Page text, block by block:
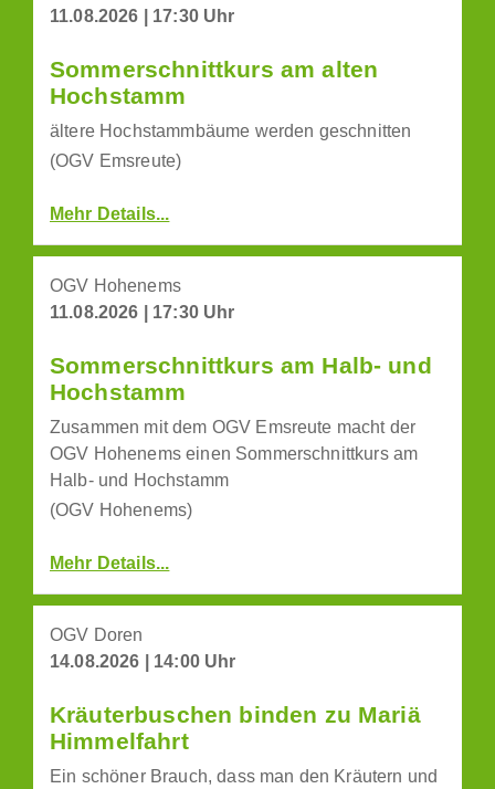
11.08.2026 | 17:30 Uhr
Sommerschnittkurs am alten
Hochstamm
ältere Hochstammbäume werden geschnitten
(OGV Emsreute)
Mehr Details...
OGV Hohenems
11.08.2026 | 17:30 Uhr
Sommerschnittkurs am Halb- und
Hochstamm
Zusammen mit dem OGV Emsreute macht der
OGV Hohenems einen Sommerschnittkurs am
Halb- und Hochstamm
(OGV Hohenems)
Mehr Details...
OGV Doren
14.08.2026 | 14:00 Uhr
Kräuterbuschen binden zu Mariä
Himmelfahrt
Ein schöner Brauch, dass man den Kräutern und